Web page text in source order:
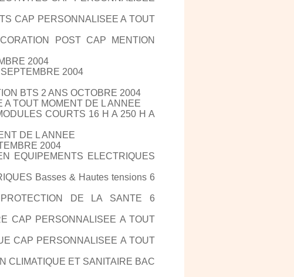
CAP PERSONNALISEE A TOUT
POST CAP MENTION
2004
2004
BTS 2 ANS OCTOBRE 2004
TOUT MOMENT DE L ANNEE
COURTS 16 H A 250 H A
DE L ANNEE
2004
EQUIPEMENTS ELECTRIQUES
Basses & Hautes tensions 6
PROTECTION DE LA SANTE 6
CAP PERSONNALISEE A TOUT
CAP PERSONNALISEE A TOUT
CLIMATIQUE ET SANITAIRE BAC